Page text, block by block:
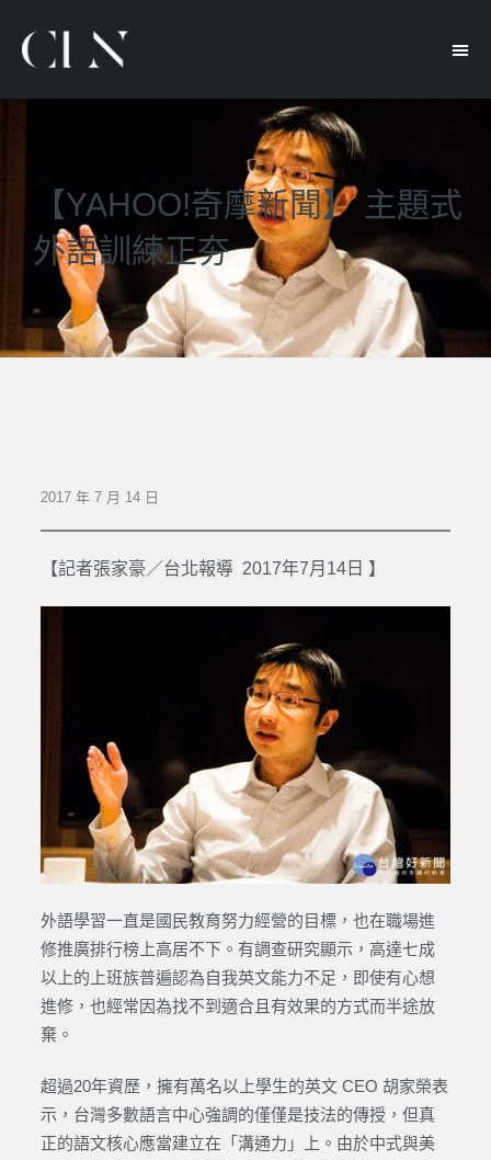
【YAHOO!奇摩新聞】 主題式
外語訓練正夯
2017 年 7 月 14 日
【記者張家豪／台北報導 2017年7月14日 】
外語學習一直是國民教育努力經營的目標，也在職場進
修推廣排行榜上高居不下。有調查研究顯示，高達七成
以上的上班族普遍認為自我英文能力不足，即使有心想
進修，也經常因為找不到適合且有效果的方式而半途放
棄。
超過20年資歷，擁有萬名以上學生的英文 CEO 胡家榮表
示，台灣多數語言中心強調的僅僅是技法的傳授，但真
正的語文核心應當建立在「溝通力」上。由於中式與美